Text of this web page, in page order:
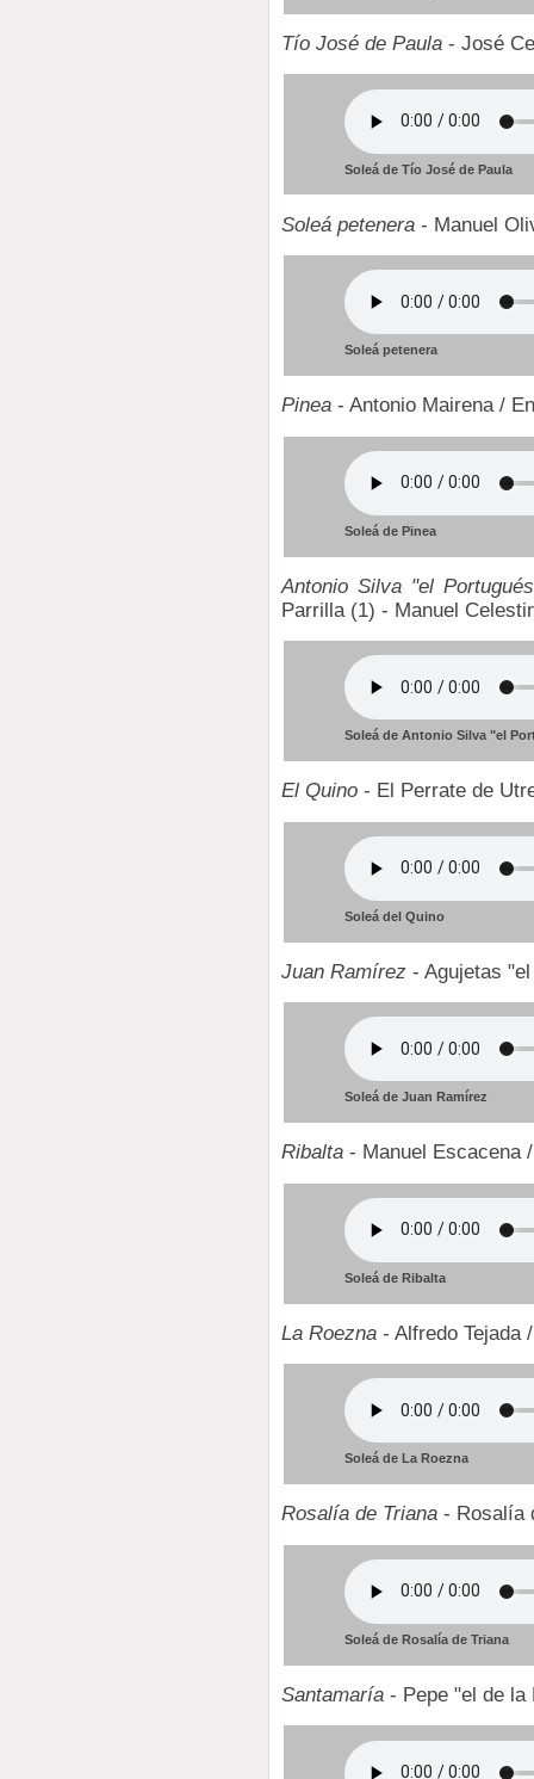
Tío José de Paula - José
Soleá de Tío José de Paula
Soleá petenera - Manuel
Soleá petenera
Pinea - Antonio Mairena /
Soleá de Pinea
Antonio Silva "el
Parrilla (1) - Manuel
Soleá de Antonio Silva "el
El Quino - El Perrate de
Soleá del Quino
Juan Ramírez - Agujetas
Soleá de Juan Ramírez
Ribalta - Manuel Escacena
Soleá de Ribalta
La Roezna - Alfredo Tejada
Soleá de La Roezna
Rosalía de Triana - Rosalía
Soleá de Rosalía de Triana
Santamaría - Pepe "el de la